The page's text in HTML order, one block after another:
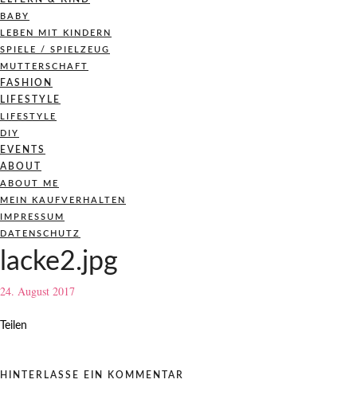
BABY
LEBEN MIT KINDERN
SPIELE / SPIELZEUG
MUTTERSCHAFT
FASHION
LIFESTYLE
LIFESTYLE
DIY
EVENTS
ABOUT
ABOUT ME
MEIN KAUFVERHALTEN
IMPRESSUM
DATENSCHUTZ
lacke2.jpg
24. August 2017
Teilen
HINTERLASSE EIN KOMMENTAR